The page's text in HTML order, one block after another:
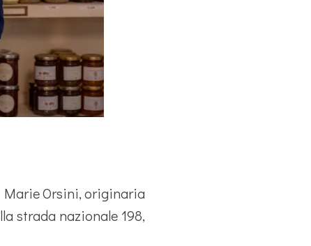
Marie Orsini, originaria
strada nazionale 198,